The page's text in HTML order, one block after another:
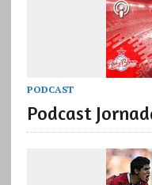
PODCAST
Podcast